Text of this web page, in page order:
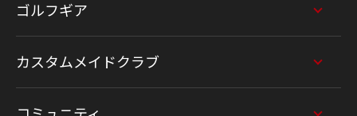
ゴルフギア
カスタムメイドクラブ